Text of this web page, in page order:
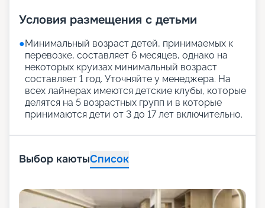
Условия размещения с детьми
●Минимальный возраст детей, принимаемых к
перевозке, составляет 6 месяцев, однако на
некоторых круизах минимальный возраст
составляет 1 год. Уточняйте у менеджера. На
всех лайнерах имеются детские клубы, которые
делятся на 5 возрастных групп и в которые
принимаются дети от 3 до 17 лет включительно.
Выбор каютыСписок